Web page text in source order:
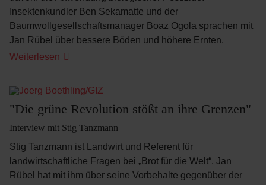
Insektenkundler Ben Sekamatte und der
Baumwollgesellschaftsmanager Boaz Ogola sprachen mit
Jan Rübel über bessere Böden und höhere Ernten.
Weiterlesen "Ein
erbringt
reichlich
und
gute
Frucht"
"Die grüne Revolution stößt an ihre Grenzen"
Interview mit Stig Tanzmann
Stig Tanzmann ist Landwirt und Referent für
landwirtschaftliche Fragen bei „Brot für die Welt“. Jan
Rübel hat mit ihm über seine Vorbehalte gegenüber der